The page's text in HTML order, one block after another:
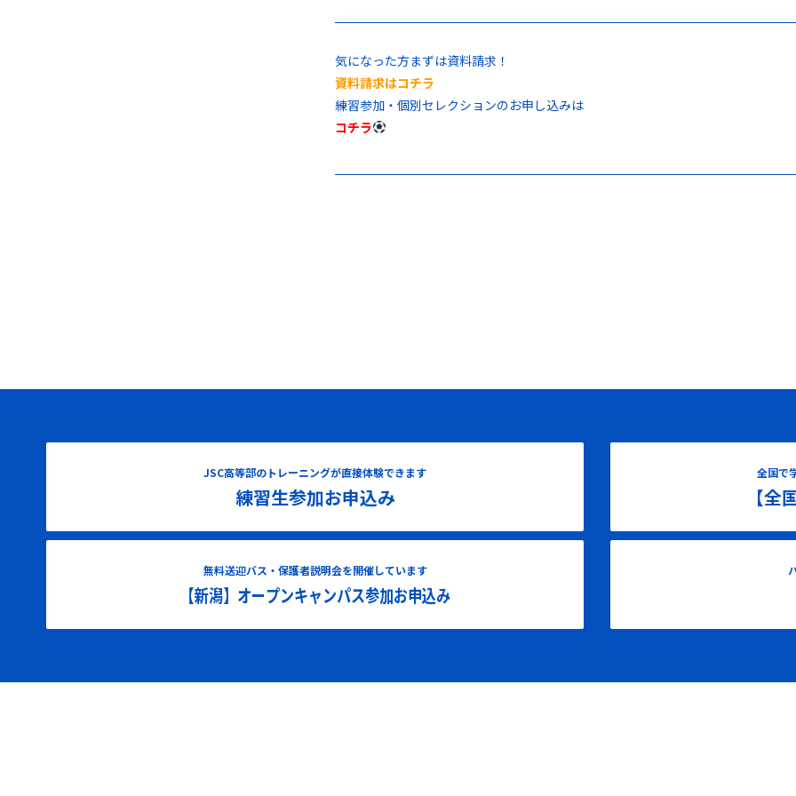
気になった方まずは資料請求！
資料請求はコチラ
練習参加・個別セレクションのお申し込みは
コチラ
JSC高等部のトレーニングが直接体験できます
練習生参加お申込み
全国で
【
無料送迎バス・保護者説明会を開催しています
【新潟】オープンキャンパス参加お申込み